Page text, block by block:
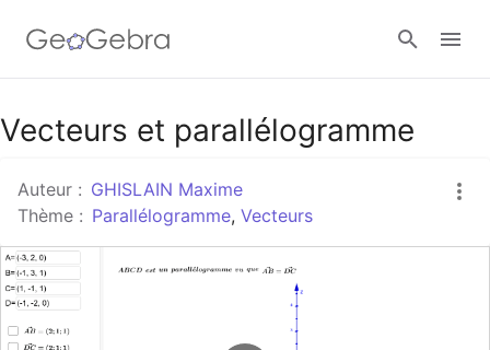
Google Classroom
Classe GeoGebra
Se connecter
Vecteurs et parallélogramme
Auteur : GHISLAIN Maxime
Thème : Parallélogramme, Vecteurs